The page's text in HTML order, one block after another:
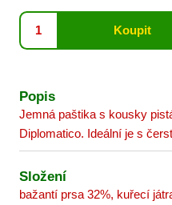
Popis
Jemná paštika s kousky
Diplomatico. Ideální je s
Složení
bažantí prsa 32%, kuřecí